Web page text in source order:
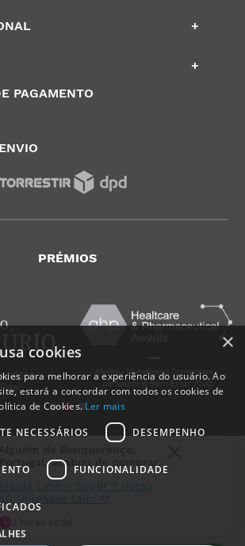
+
+
PAGAMENTO
PRÉMIOS
- Saúde e Bem-Estar
2026 | Todos os direitos reservados
×
cookies
para melhorar a experiência do usuário. Ao
estará a concordar com todos os cookies de
de Cookies. Ler mais
NECESSÁRIOS
DESEMPENHO
FUNCIONALIDADE
, acabou de comprar:
Fralda Lindor Super 7 Gotas
40 Unidades tam: M